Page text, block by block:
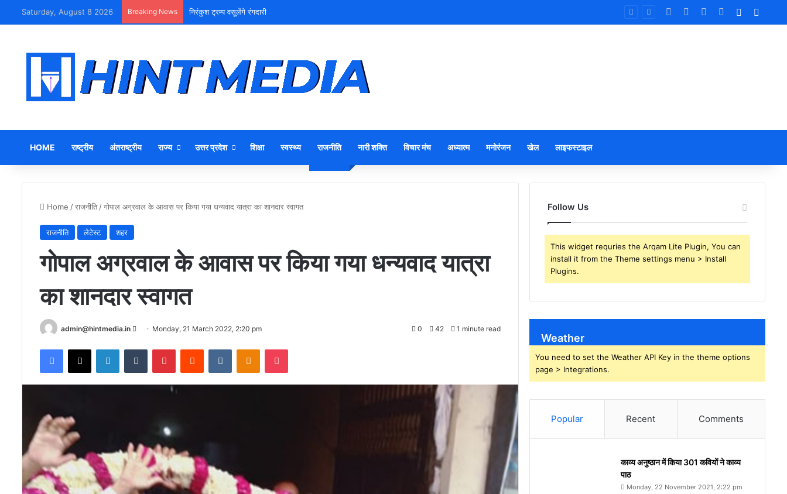
Saturday, August 8 2026 Breaking News निरंकुश ट्रम्प वसूलेंगे रंगदारी Facebook YouTubeInstagram
Log In
HOME राष्ट्रीय अंतराष्ट्रीय राज्य उत्तर प्रदेश शिक्षा स्वस्थ्य राजनीति नारी शक्ति विचार मंच अध्यात्म मनोरंजन खेल लाइफस्टाइल
Home /राजनीति /गोपाल अग्रवाल के आवास पर किया गया धन्यवाद यात्रा का शानदार स्वागत
राजनीति लेटेस्ट शहर
गोपाल अग्रवाल के आवास पर किया गया धन्यवाद यात्रा
का शानदार स्वागत
admin@hintmedia.in
Send
email
Monday, 21 March 2022, 2:20 pm 0 42 1 minute read
Facebook
X LinkedInTumblr PinterestReddit VKontakteOdnoklassniki
Pocket
Follow Us
This widget requries the Arqam Lite Plugin, You can
install it from the Theme settings menu > Install
Plugins.
Weather
You need to set the Weather API Key in the theme options
page > Integrations.
Popular Recent Comments
काव्य अनुष्ठान में किया 301 कवियों ने काव्य
पाठ
Monday, 22 November 2021, 2:22 pm